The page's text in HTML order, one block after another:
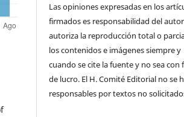
Las opiniones expresadas en los
firmados es responsabilidad del
autoriza la reproducción total o
los contenidos e imágenes siempre y
cuando se cite la fuente y no sea con
de lucro. El H. Comité Editorial no se
responsables por textos no